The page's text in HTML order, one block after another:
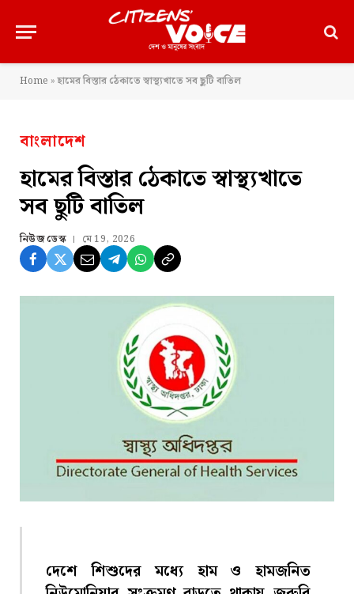
Home »হামের বিস্তার ঠেকাতে স্বাস্থ্যখাতে সব ছুটি বাতিল
বাংলাদেশ
হামের বিস্তার ঠেকাতে স্বাস্থ্যখাতে
সব ছুটি বাতিল
নিউজ ডেস্ক মে 19, 2026
দেশে শিশুদের মধ্যে হাম ও হামজনিত